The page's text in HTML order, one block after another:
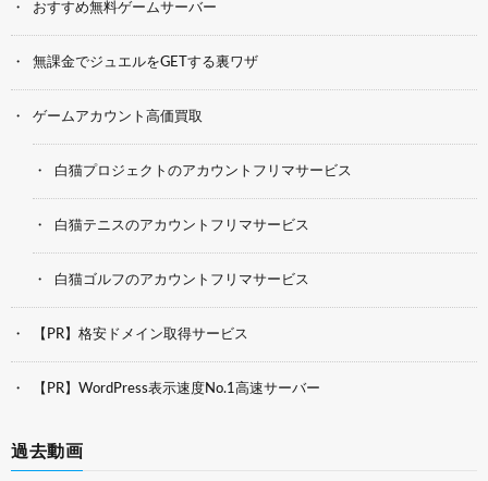
おすすめ無料ゲームサーバー
無課金でジュエルをGETする裏ワザ
ゲームアカウント高価買取
白猫プロジェクトのアカウントフリマサービス
白猫テニスのアカウントフリマサービス
白猫ゴルフのアカウントフリマサービス
【PR】格安ドメイン取得サービス
【PR】WordPress表示速度No.1高速サーバー
過去動画